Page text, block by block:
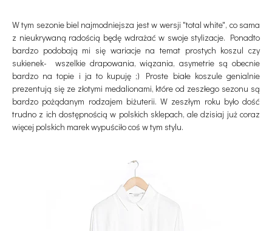
W tym sezonie biel najmodniejsza jest w wersji "total white", co sama
z nieukrywaną radością będę wdrażać w swoje stylizacje. Ponadto
bardzo podobają mi się wariacje na temat prostych koszul czy
sukienek- wszelkie drapowania, wiązania, asymetrie są obecnie
bardzo na topie i ja to kupuję ;) Proste białe koszule genialnie
prezentują się ze złotymi medalionami, które od zeszłego sezonu są
bardzo pożądanym rodzajem biżuterii. W zeszłym roku było dość
trudno z ich dostępnością w polskich sklepach, ale dzisiaj już coraz
więcej polskich marek wypuściło coś w tym stylu.